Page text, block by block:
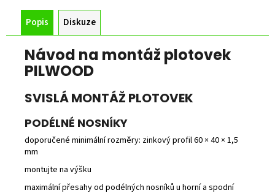
Popis Diskuze
Návod na montáž plotovek
PILWOOD
SVISLÁ MONTÁŽ PLOTOVEK
PODÉLNÉ NOSNÍKY
doporučené minimální rozměry: zinkový profil 60 × 40 × 1,5
mm
montujte na výšku
maximální přesahy od podélných nosníků u horní a spodní
ZELENÁ
ZAHRADNÍ
BRANKA
CELOVÝPLET
PŘÍPRAVOU
FAB
Š.1000
MM,
1000